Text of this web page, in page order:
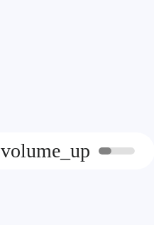
volume_up